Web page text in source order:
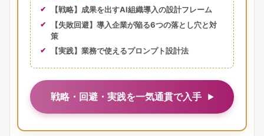
【戦略】成果を出すAI組織導入の設計フレーム
【失敗回避】導入企業が陥る6つの落とし穴と対
策
【実践】業務で使えるプロンプト設計法
戦略・回避・実践を一気通貫で入手